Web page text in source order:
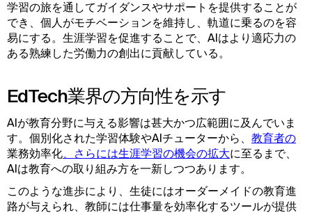
学習の旅を通してガイダンスやサポートを提供することが
でき、個人がモチベーションを維持し、軌道に乗るのを容
易にする。生涯学習を促進することで、AIはより適応力の
ある熟練した労働力の創出に貢献している。
EdTech業界の方向性を示す
AIが教育分野に与える影響は甚大かつ広範囲に及んでいま
す。個別化された学習体験やAIチューターから、 教育者の
業務効率化 、さらには生涯学習の機会の拡大に至るまで、
AIは教育への取り組み方を一新しつつあります。
このような進歩により、生徒にはオーダーメイドの教育進
路が与えられ、教師には仕事量を効率化するツールが提供